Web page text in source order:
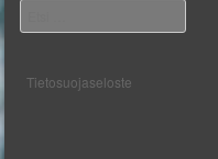
Tietosuojaseloste